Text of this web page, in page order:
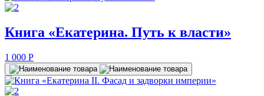
Книга «Екатерина. Путь к власти»
1 000 P